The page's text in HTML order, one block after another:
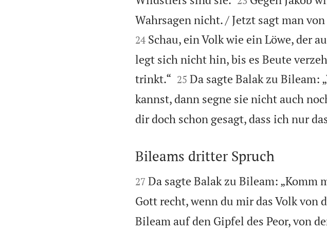
Wahrsagen nicht. / Jetzt sagt man
24 Schau, ein Volk wie ein Löwe, der
legt sich nicht hin, bis es Beute
trinkt.“
25 Da sagte Balak zu Bileam:
kannst, dann segne sie nicht auch
dir doch schon gesagt, dass ich nur

Bileams dritter Spruch

27 Da sagte Balak zu Bileam:
Gott recht, wenn du mir das Volk von
Bileam auf den Gipfel des Peor, von